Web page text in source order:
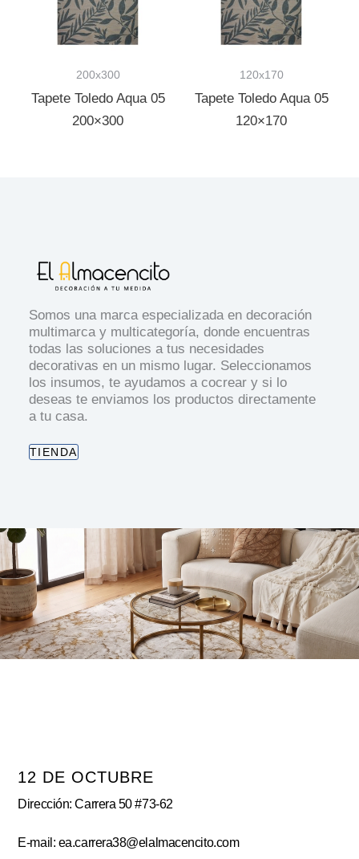
200x300
Tapete Toledo Aqua 05
200×300
120x170
Tapete Toledo Aqua 05
120×170
Somos una marca especializada en decoración
multimarca y multicategoría, donde encuentras
todas las soluciones a tus necesidades
decorativas en un mismo lugar. Seleccionamos
los insumos, te ayudamos a cocrear y si lo
deseas te enviamos los productos directamente
a tu casa.
TIENDA
12 DE OCTUBRE
Dirección: Carrera 50 #73-62
E-mail: ea.carrera38@elalmacencito.com